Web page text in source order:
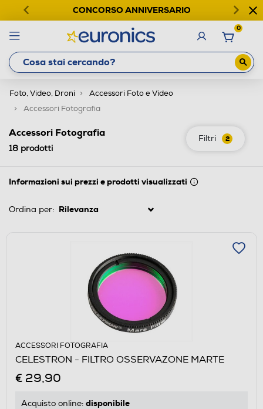
CONCORSO ANNIVERSARIO
0
Foto, Video, Droni
Accessori Foto e Video
Accessori Fotografia
Filtri 2
Accessori Fotografia
18 prodotti
Informazioni sui prezzi e prodotti visualizzati
Ordina per:
ACCESSORI FOTOGRAFIA
CELESTRON - FILTRO OSSERVAZONE MARTE
€ 29,90
Acquisto online: disponibile